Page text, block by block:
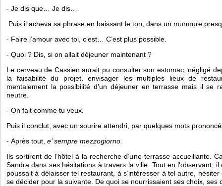
- Je dis que… Je dis…
Puis il acheva sa phrase en baissant le ton, dans un murmure
- Faire l’amour avec toi, c’est… C’est plus possible.
- Quoi ? Dis, si on allait déjeuner maintenant ?
Le cerveau de Cassien aurait pu consulter son estomac, négligé
la faisabilité du projet, envisager les multiples lieux de
mentalement la possibilité d’un déjeuner en terrasse mais il se
neutre.
- On fait comme tu veux.
Puis il conclut, avec un sourire attendri, par quelques mots
- Après tout, e’ sempre mezzogiorno.
Ils sortirent de l’hôtel à la recherche d’une terrasse accueillante.
Sandra dans ses hésitations à travers la ville. Tout en l’observant, il
poussait à délaisser tel restaurant, à s’intéresser à tel autre,
se décider pour la suivante. De quoi se nourrissaient ses choix, ses